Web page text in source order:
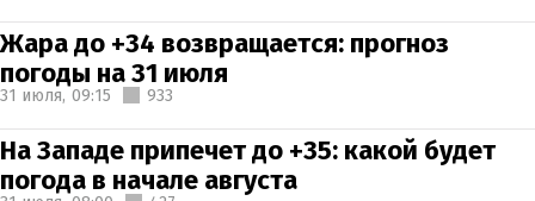
Жара до +34 возвращается: прогноз
погоды на 31 июля
31 июля, 09:15 933
На Западе припечет до +35: какой будет
погода в начале августа